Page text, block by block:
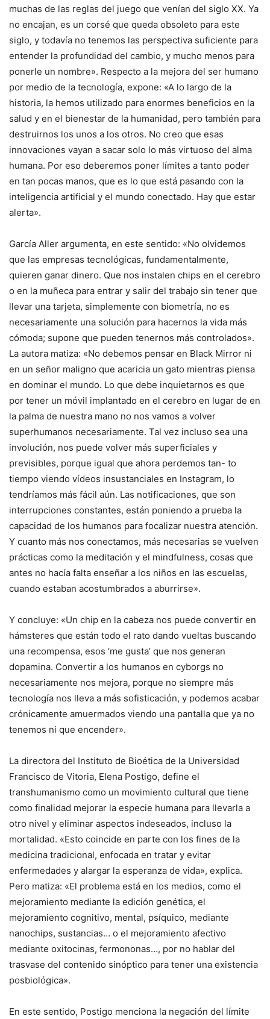
muchas de las reglas del juego que venían del siglo XX. Ya
no encajan, es un corsé que queda obsoleto para este
siglo, y todavía no tenemos las perspectiva suficiente para
entender la profundidad del cambio, y mucho menos para
ponerle un nombre». Respecto a la mejora del ser humano
por medio de la tecnología, expone: «A lo largo de la
historia, la hemos utilizado para enormes beneficios en la
salud y en el bienestar de la humanidad, pero también para
destruirnos los unos a los otros. No creo que esas
innovaciones vayan a sacar solo lo más virtuoso del alma
humana. Por eso deberemos poner límites a tanto poder
en tan pocas manos, que es lo que está pasando con la
inteligencia artificial y el mundo conectado. Hay que estar
alerta».
García Aller argumenta, en este sentido: «No olvidemos
que las empresas tecnológicas, fundamentalmente,
quieren ganar dinero. Que nos instalen chips en el cerebro
o en la muñeca para entrar y salir del trabajo sin tener que
llevar una tarjeta, simplemente con biometría, no es
necesariamente una solución para hacernos la vida más
cómoda; supone que pueden tenernos más controlados».
La autora matiza: «No debemos pensar en Black Mirror ni
en un señor maligno que acaricia un gato mientras piensa
en dominar el mundo. Lo que debe inquietarnos es que
por tener un móvil implantado en el cerebro en lugar de en
la palma de nuestra mano no nos vamos a volver
superhumanos necesariamente. Tal vez incluso sea una
involución, nos puede volver más superficiales y
previsibles, porque igual que ahora perdemos tan- to
tiempo viendo vídeos insustanciales en Instagram, lo
tendríamos más fácil aún. Las notificaciones, que son
interrupciones constantes, están poniendo a prueba la
capacidad de los humanos para focalizar nuestra atención.
Y cuanto más nos conectamos, más necesarias se vuelven
prácticas como la meditación y el mindfulness, cosas que
antes no hacía falta enseñar a los niños en las escuelas,
cuando estaban acostumbrados a aburrirse».
Y concluye: «Un chip en la cabeza nos puede convertir en
hámsteres que están todo el rato dando vueltas buscando
una recompensa, esos ‘me gusta’ que nos generan
dopamina. Convertir a los humanos en cyborgs no
necesariamente nos mejora, porque no siempre más
tecnología nos lleva a más sofisticación, y podemos acabar
crónicamente amuermados viendo una pantalla que ya no
tenemos ni que encender».
La directora del Instituto de Bioética de la Universidad
Francisco de Vitoria, Elena Postigo, define el
transhumanismo como un movimiento cultural que tiene
como finalidad mejorar la especie humana para llevarla a
otro nivel y eliminar aspectos indeseados, incluso la
mortalidad. «Esto coincide en parte con los fines de la
medicina tradicional, enfocada en tratar y evitar
enfermedades y alargar la esperanza de vida», explica.
Pero matiza: «El problema está en los medios, como el
mejoramiento mediante la edición genética, el
mejoramiento cognitivo, mental, psíquico, mediante
nanochips, sustancias… o el mejoramiento afectivo
mediante oxitocinas, fermononas…, por no hablar del
trasvase del contenido sinóptico para tener una existencia
posbiológica».
En este sentido, Postigo menciona la negación del límite